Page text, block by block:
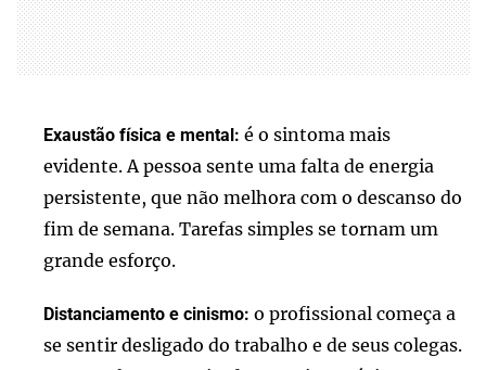
Exaustão física e mental: é o sintoma mais
evidente. A pessoa sente uma falta de energia
persistente, que não melhora com o descanso do
fim de semana. Tarefas simples se tornam um
grande esforço.
Distanciamento e cinismo: o profissional começa a
se sentir desligado do trabalho e de seus colegas.